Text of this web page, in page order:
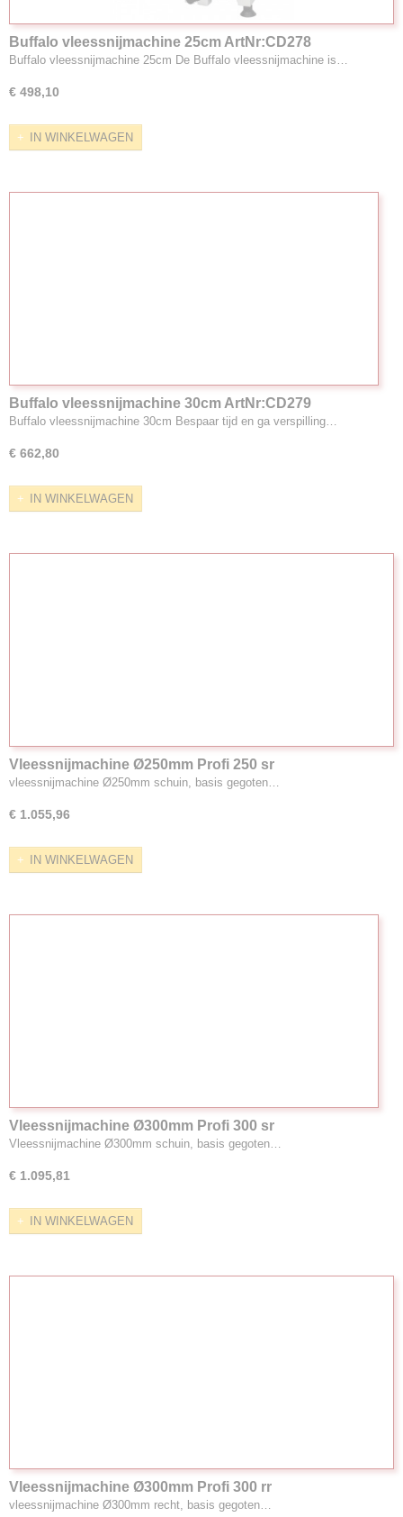
Buffalo vleessnijmachine 25cm ArtNr:CD278
Buffalo vleessnijmachine 25cm De Buffalo vleessnijmachine is…
€ 498,10
IN WINKELWAGEN
Buffalo vleessnijmachine 30cm ArtNr:CD279
Buffalo vleessnijmachine 30cm Bespaar tijd en ga verspilling…
€ 662,80
IN WINKELWAGEN
Vleessnijmachine Ø250mm Profi 250 sr
vleessnijmachine Ø250mm schuin, basis gegoten…
€ 1.055,96
IN WINKELWAGEN
Vleessnijmachine Ø300mm Profi 300 sr
Vleessnijmachine Ø300mm schuin, basis gegoten…
€ 1.095,81
IN WINKELWAGEN
Vleessnijmachine Ø300mm Profi 300 rr
vleessnijmachine Ø300mm recht, basis gegoten…